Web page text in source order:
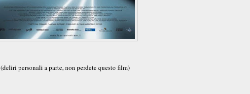
(deliri personali a parte, non perdete questo film)